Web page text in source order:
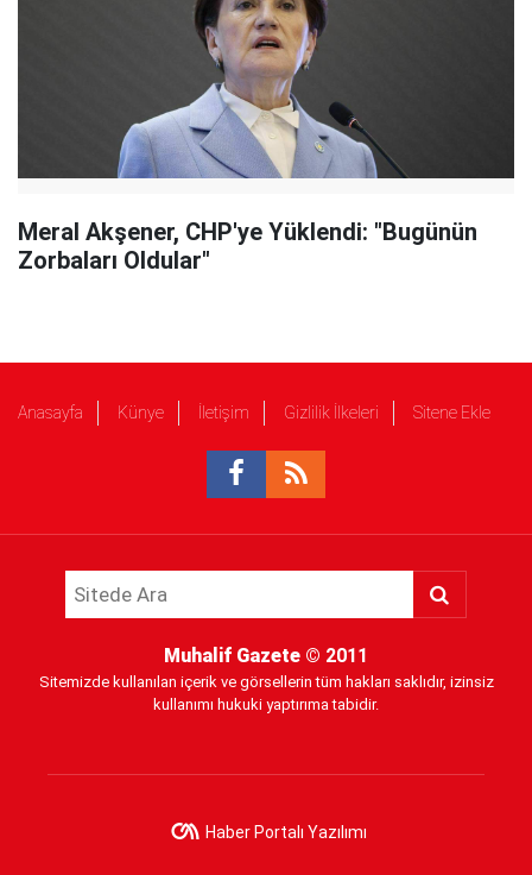
Meral Akşener, CHP'ye Yüklendi: "Bugünün
Zorbaları Oldular"
Anasayfa Künye İletişim Gizlilik İlkeleri Sitene Ekle
Muhalif Gazete © 2011
Sitemizde kullanılan içerik ve görsellerin tüm hakları saklıdır, izinsiz
kullanımı hukuki yaptırıma tabidir.
Haber Portalı Yazılımı